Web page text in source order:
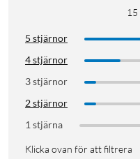
15
5 stjärnor
4 stjärnor
3 stjärnor
2 stjärnor
1 stjärna
Klicka ovan för att filtrera